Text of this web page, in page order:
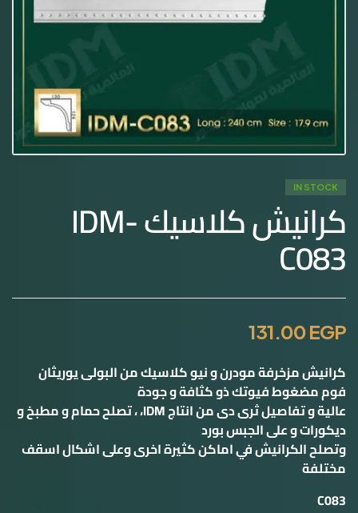
IN STOCK
كرانيش كلاسيك IDM-
C083
131.00EGP
کرانیش مزخرفة مودرن و نیو كلاسيك من البولی یوریثان
فوم مضغوط فيوتك ذو كثافة و جودة
عالية و تفاصيل ثرى دى من انتاج IDM، ، تصلح حمام و مطبخ و
ديكورات و على الجبس بورد
وتصلح الكرانيش في اماكن كثيرة اخرى وعلى اشكال اسقف
مختلفة
C083